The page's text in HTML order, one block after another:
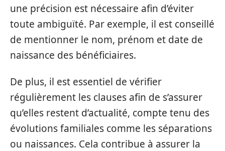
une précision est nécessaire afin d’éviter
toute ambiguïté. Par exemple, il est conseillé
de mentionner le nom, prénom et date de
naissance des bénéficiaires.
De plus, il est essentiel de vérifier
régulièrement les clauses afin de s’assurer
qu’elles restent d’actualité, compte tenu des
évolutions familiales comme les séparations
ou naissances. Cela contribue à assurer la